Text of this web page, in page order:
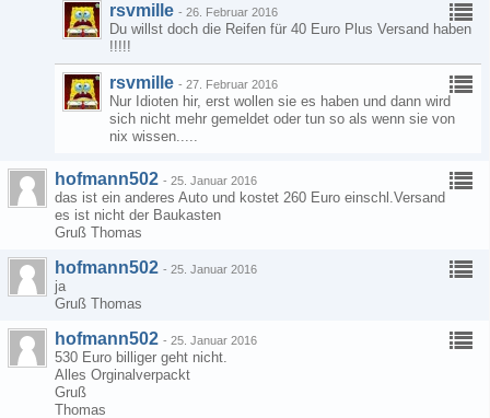
rsvmille - 26. Februar 2016
Du willst doch die Reifen für 40 Euro Plus Versand haben
!!!!!
rsvmille - 27. Februar 2016
Nur Idioten hir, erst wollen sie es haben und dann wird
sich nicht mehr gemeldet oder tun so als wenn sie von
nix wissen.....
hofmann502 - 25. Januar 2016
das ist ein anderes Auto und kostet 260 Euro einschl.Versand
es ist nicht der Baukasten
Gruß Thomas
hofmann502 - 25. Januar 2016
ja
Gruß Thomas
hofmann502 - 25. Januar 2016
530 Euro billiger geht nicht.
Alles Orginalverpackt
Gruß
Thomas